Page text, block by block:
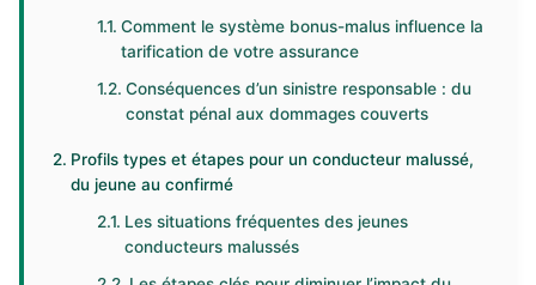
Comment le système bonus-malus influence la
tarification de votre assurance
Conséquences d’un sinistre responsable : du
constat pénal aux dommages couverts
Profils types et étapes pour un conducteur malussé,
du jeune au confirmé
Les situations fréquentes des jeunes
conducteurs malussés